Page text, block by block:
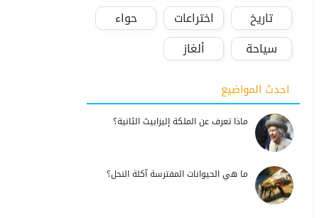
تاريخ
اختراعات
حواء
سياحة
ألغاز
احدث المواضيع
ماذا تعرف عن الملكة إليزابيث الثانية؟
ما هي الحيوانات المفترسة آكلة النحل؟